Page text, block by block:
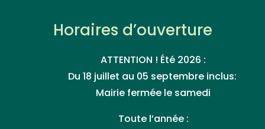
Horaires d’ouverture
ATTENTION ! Été 2026 :
Du 18 juillet au 05 septembre inclus:
Mairie fermée le samedi
Toute l’année :